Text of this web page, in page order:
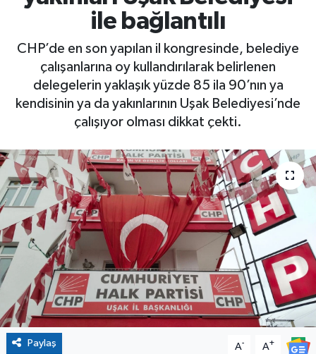
ile bağlantılı
CHP’de en son yapılan il kongresinde, belediye
çalışanlarına oy kullandırılarak belirlenen
delegelerin yaklaşık yüzde 85 ila 90’nın ya
kendisinin ya da yakınlarının Uşak Belediyesi’nde
çalışıyor olması dikkat çekti.
Paylaş A- A+